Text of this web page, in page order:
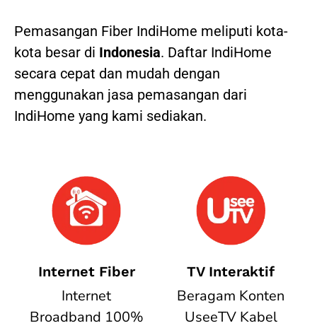
Pemasangan Fiber IndiHome meliputi kota-
kota besar di Indonesia. Daftar IndiHome
secara cepat dan mudah dengan
menggunakan jasa pemasangan dari
IndiHome yang kami sediakan.
Internet Fiber
Internet
Broadband 100%
TV Interaktif
Beragam Konten
UseeTV Kabel